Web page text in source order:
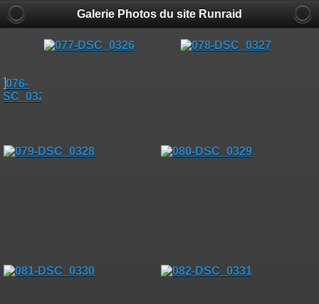
Galerie Photos du site Runraid